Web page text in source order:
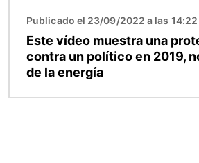
Publicado el 23/09/2022 a las 14:22
Este vídeo muestra una
contra un político en 2019,
de la energía